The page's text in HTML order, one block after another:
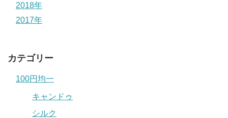
2018年
2017年
カテゴリー
100円均一
キャンドゥ
シルク